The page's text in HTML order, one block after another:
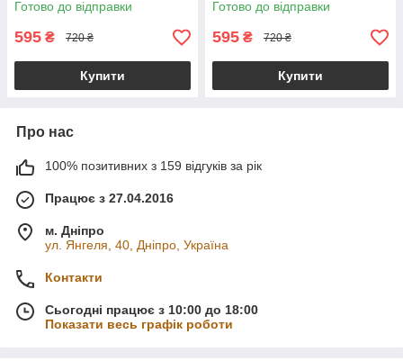
Готово до відправки
595 ₴ 720 ₴
Купити
Польща, 0,3 кг
Готово до відправки
595 ₴ 720 ₴
Купити
Про нас
100% позитивних з 159 відгуків за рік
Працює з 27.04.2016
м. Дніпро
ул. Янгеля, 40, Дніпро, Україна
Контакти
Сьогодні працює з 10:00 до 18:00
Показати весь графік роботи